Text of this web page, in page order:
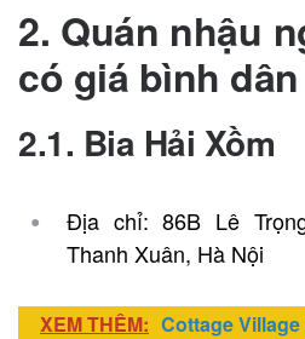
2. Quán nhậu
có giá bình dân
2.1. Bia Hải Xồm
Địa chỉ: 86B Lê
Thanh Xuân, Hà Nội
XEM THÊM: Cottage Village